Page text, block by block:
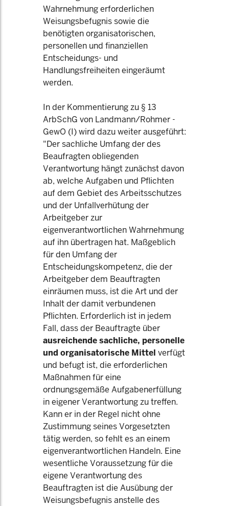
Wahrnehmung erforderlichen
Weisungsbefugnis sowie die
benötigten organisatorischen,
personellen und finanziellen
Entscheidungs- und
Handlungsfreiheiten eingeräumt
werden.
In der Kommentierung zu § 13
ArbSchG von Landmann/Rohmer -
GewO (I) wird dazu weiter ausgeführt:
"Der sachliche Umfang der des
Beaufragten obliegenden
Verantwortung hängt zunächst davon
ab, welche Aufgaben und Pflichten
auf dem Gebiet des Arbeitsschutzes
und der Unfallverhütung der
Arbeitgeber zur
eigenverantwortlichen Wahrnehmung
auf ihn übertragen hat. Maßgeblich
für den Umfang der
Entscheidungskompetenz, die der
Arbeitgeber dem Beauftragten
einräumen muss, ist die Art und der
Inhalt der damit verbundenen
Pflichten. Erforderlich ist in jedem
Fall, dass der Beauftragte über
ausreichende sachliche, personelle
und organisatorische Mittel verfügt
und befugt ist, die erforderlichen
Maßnahmen für eine
ordnungsgemäße Aufgabenerfüllung
in eigener Verantwortung zu treffen.
Kann er in der Regel nicht ohne
Zustimmung seines Vorgesetzten
tätig werden, so fehlt es an einem
eigenverantwortlichen Handeln. Eine
wesentliche Voraussetzung für die
eigene Verantwortung des
Beauftragten ist die Ausübung der
Weisungsbefugnis anstelle des